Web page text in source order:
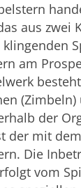
aus zwei
am
der
der mit
Die
vom